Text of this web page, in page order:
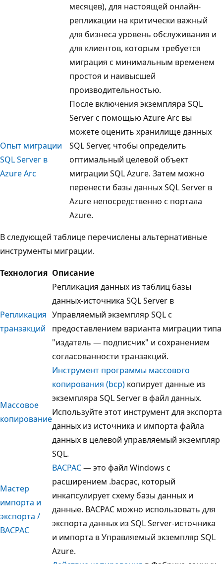
месяцев), для настоящей онлайн-
репликации на критически важный
для бизнеса уровень обслуживания и
для клиентов, которым требуется
миграция с минимальным временем
простоя и наивысшей
производительностью.
Опыт миграции
SQL Server в
Azure Arc
После включения экземпляра SQL
Server с помощью Azure Arc вы
можете оценить хранилище данных
SQL Server, чтобы определить
оптимальный целевой объект
миграции SQL Azure. Затем можно
перенести базы данных SQL Server в
Azure непосредственно с портала
Azure.
В следующей таблице перечислены альтернативные
инструменты миграции.
Технология Описание
Репликация
транзакций
Репликация данных из таблиц базы
данных-источника SQL Server в
Управляемый экземпляр SQL с
предоставлением варианта миграции типа
"издатель — подписчик" и сохранением
согласованности транзакций.
Массовое
копирование
Инструмент программы массового
копирования (bcp) копирует данные из
экземпляра SQL Server в файл данных.
Используйте этот инструмент для экспорта
данных из источника и импорта файла
данных в целевой управляемый экземпляр
SQL.
Мастер
импорта и
экспорта /
BACPAC
BACPAC— это файл Windows с
расширением .bacpac, который
инкапсулирует схему базы данных и
данные. BACPAC можно использовать для
экспорта данных из SQL Server-источника
и импорта в Управляемый экземпляр SQL
Azure.